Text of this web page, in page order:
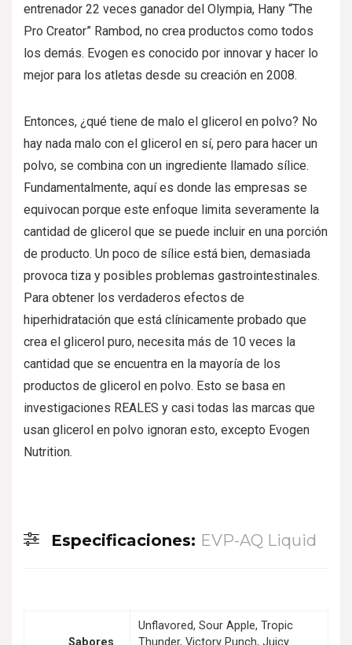
entrenador 22 veces ganador del Olympia, Hany “The
Pro Creator” Rambod, no crea productos como todos
los demás. Evogen es conocido por innovar y hacer lo
mejor para los atletas desde su creación en 2008.
Entonces, ¿qué tiene de malo el glicerol en polvo? No
hay nada malo con el glicerol en sí, pero para hacer un
polvo, se combina con un ingrediente llamado sílice.
Fundamentalmente, aquí es donde las empresas se
equivocan porque este enfoque limita severamente la
cantidad de glicerol que se puede incluir en una porción
de producto. Un poco de sílice está bien, demasiada
provoca tiza y posibles problemas gastrointestinales.
Para obtener los verdaderos efectos de
hiperhidratación que está clínicamente probado que
crea el glicerol puro, necesita más de 10 veces la
cantidad que se encuentra en la mayoría de los
productos de glicerol en polvo. Esto se basa en
investigaciones REALES y casi todas las marcas que
usan glicerol en polvo ignoran esto, excepto Evogen
Nutrition.
Especificaciones: EVP-AQ Liquid
Unflavored, Sour Apple, Tropic